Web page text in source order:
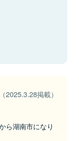
（2025.3.28掲載）
ら湖南市になり